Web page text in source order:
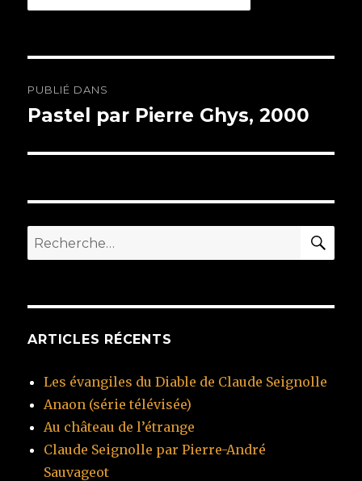
de
PUBLIÉ DANS
Pastel par Pierre Ghys, 2000
Recherche
pour
ARTICLES RÉCENTS
Les évangiles du Diable de Claude Seignolle
Anaon (série télévisée)
Au château de l’étrange
Claude Seignolle par Pierre-André
Sauvageot